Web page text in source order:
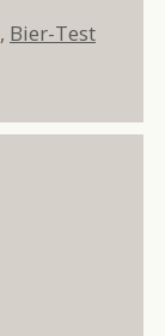
, Bier-Test